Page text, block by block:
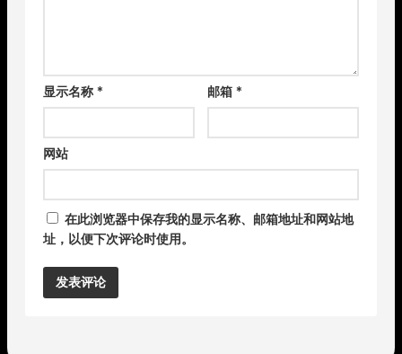
显示名称 * 邮箱*
网站
在此浏览器中保存我的显示名称、邮箱地址和网站地
址，以便下次评论时使用。